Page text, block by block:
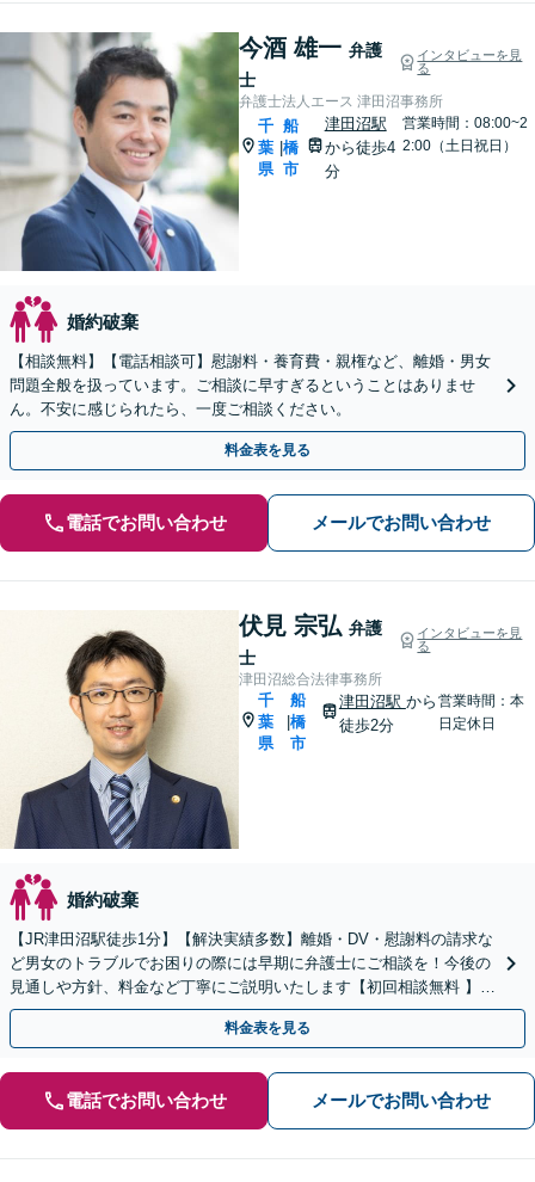
今酒 雄一 弁護
士
インタビューを見
る
弁護士法人エース 津田沼事務所
千
葉
県
|
船
橋
市
津田沼駅
から徒歩4
分
営業時間：08:00~2
2:00（土日祝日）
婚約破棄
【相談無料】【電話相談可】慰謝料・養育費・親権など、離婚・男女
問題全般を扱っています。ご相談に早すぎるということはありませ
ん。不安に感じられたら、一度ご相談ください。
料金表を見る
電話でお問い合わせ メールでお問い合わせ
伏見 宗弘 弁護
士
インタビューを見
る
津田沼総合法律事務所
千
葉
県
|
船
橋
市
津田沼駅 から
徒歩2分
営業時間：本
日定休日
婚約破棄
【JR津田沼駅徒歩1分】【解決実績多数】離婚・DV・慰謝料の請求な
ど男女のトラブルでお困りの際には早期に弁護士にご相談を！今後の
見通しや方針、料金など丁寧にご説明いたします【初回相談無料 】
【完全個室】【ご家族・友人同伴OK】
料金表を見る
電話でお問い合わせ メールでお問い合わせ